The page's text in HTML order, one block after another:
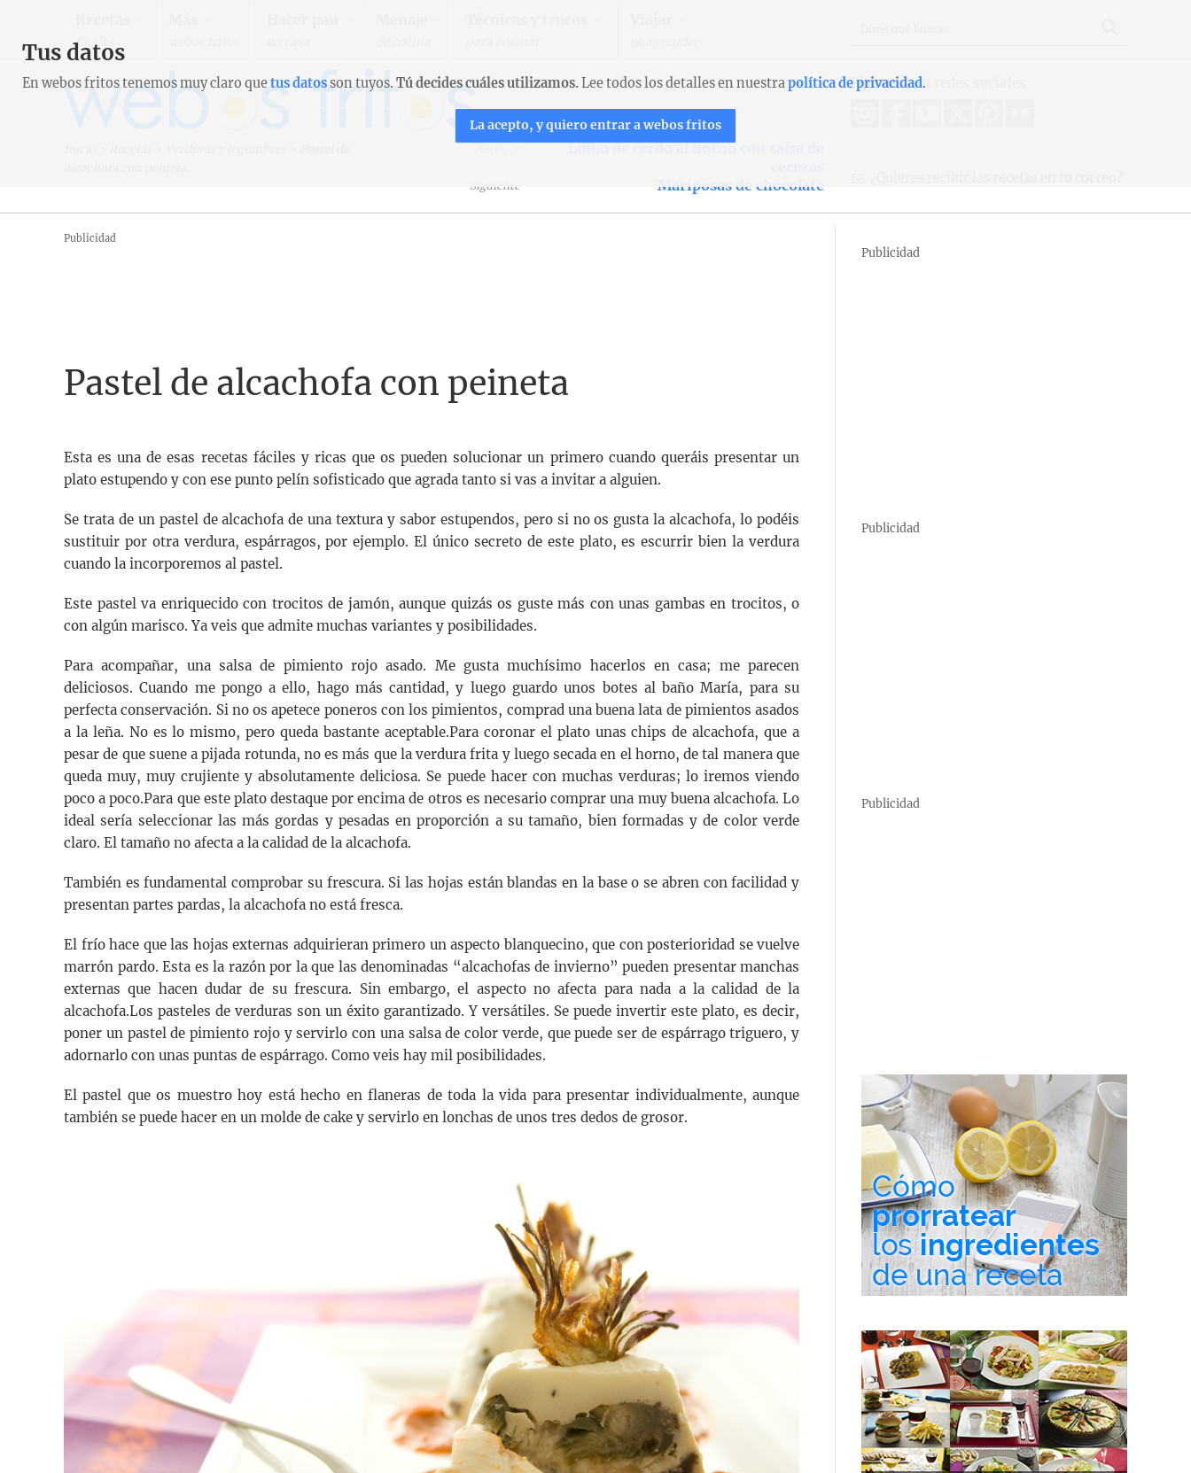
fáciles
Lomo de cerdo al horno con salsa de
Siguiente Mariposas de chocolate
Síguenos en redes sociales
Publicidad
Pastel de alcachofa con peineta
Esta es una de esas recetas fáciles y ricas que os pueden solucionar un primero cuando queráis presentar un
plato estupendo y con ese punto pelín sofisticado que agrada tanto si vas a invitar a alguien.
Se trata de un pastel de alcachofa de una textura y sabor estupendos, pero si no os gusta la alcachofa, lo podéis
sustituir por otra verdura, espárragos, por ejemplo. El único secreto de este plato, es escurrir bien la verdura
cuando la incorporemos al pastel.
Este pastel va enriquecido con trocitos de jamón, aunque quizás os guste más con unas gambas en trocitos, o
con algún marisco. Ya veis que admite muchas variantes y posibilidades.
Para acompañar, una salsa de pimiento rojo asado. Me gusta muchísimo hacerlos en casa; me parecen
deliciosos. Cuando me pongo a ello, hago más cantidad, y luego guardo unos botes al baño María, para su
perfecta conservación. Si no os apetece poneros con los pimientos, comprad una buena lata de pimientos asados
a la leña. No es lo mismo, pero queda bastante aceptable.Para coronar el plato unas chips de alcachofa, que a
pesar de que suene a pijada rotunda, no es más que la verdura frita y luego secada en el horno, de tal manera que
queda muy, muy crujiente y absolutamente deliciosa. Se puede hacer con muchas verduras; lo iremos viendo
poco a poco.Para que este plato destaque por encima de otros es necesario comprar una muy buena alcachofa. Lo
ideal sería seleccionar las más gordas y pesadas en proporción a su tamaño, bien formadas y de color verde
claro. El tamaño no afecta a la calidad de la alcachofa.
También es fundamental comprobar su frescura. Si las hojas están blandas en la base o se abren con facilidad y
presentan partes pardas, la alcachofa no está fresca.
El frío hace que las hojas externas adquirieran primero un aspecto blanquecino, que con posterioridad se vuelve
marrón pardo. Esta es la razón por la que las denominadas “alcachofas de invierno” pueden presentar manchas
externas que hacen dudar de su frescura. Sin embargo, el aspecto no afecta para nada a la calidad de la
alcachofa.Los pasteles de verduras son un éxito garantizado. Y versátiles. Se puede invertir este plato, es decir,
poner un pastel de pimiento rojo y servirlo con una salsa de color verde, que puede ser de espárrago triguero, y
adornarlo con unas puntas de espárrago. Como veis hay mil posibilidades.
El pastel que os muestro hoy está hecho en flaneras de toda la vida para presentar individualmente, aunque
también se puede hacer en un molde de cake y servirlo en lonchas de unos tres dedos de grosor.
Publicidad
Publicidad
Publicidad
Tus datos
En webos fritos tenemos muy claro quetus datosson tuyos. Tú decides cuáles utilizamos.Lee todos los detalles en nuestrapolítica de privacidad.
La acepto, y quiero entrar a webos fritos